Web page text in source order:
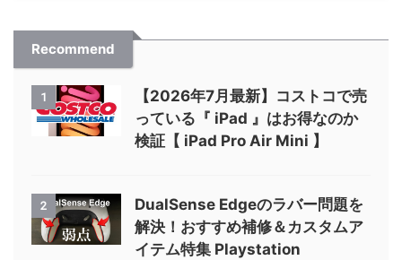
Recommend
1
【2026年7月最新】コストコで売
っている『 iPad 』はお得なのか
検証【 iPad Pro Air Mini 】
2
DualSense Edgeのラバー問題を
解決！おすすめ補修＆カスタムア
イテム特集 Playstation